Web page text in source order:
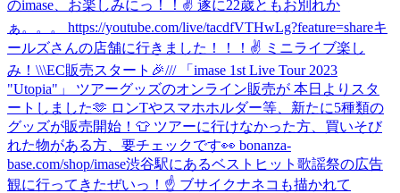
のimase、お楽しみにっ！！✌️ 遂に22歳ともお別れか
ぁ。。。 https://youtube.com/live/tacdfVTHwLg?feature=shareキ
ールズさんの店舗に行きました！！！✌️ ミニライブ楽し
み！ \\\EC販売スタート🎉/// 「imase 1st Live Tour 2023
"Utopia"」 ツアーグッズのオンライン販売が 本日よりスタ
ートしました🫶 ロンTやスマホホルダー等、新たに5種類の
グッズが販売開始！👕 ツアーに行けなかった方、買いそび
れた物がある方、要チェックです👀 bonanza-
base.com/shop/imase渋谷駅にあるベストヒット歌謡祭の広告
観に行ってきたぜいっ！☝️ ブサイクナネコも描かれて